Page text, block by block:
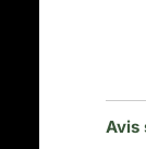
Avis